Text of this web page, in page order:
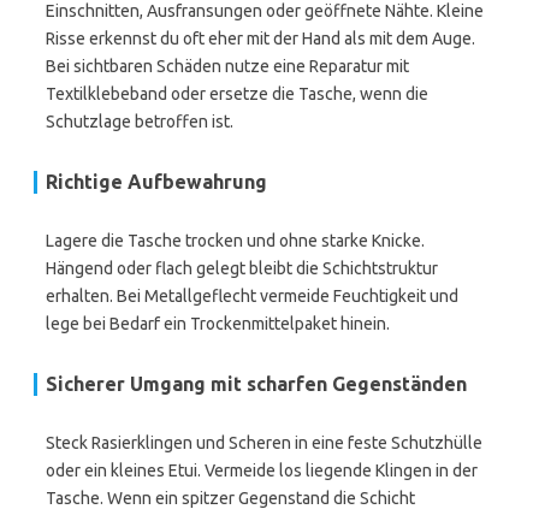
Einschnitten, Ausfransungen oder geöffnete Nähte. Kleine
Risse erkennst du oft eher mit der Hand als mit dem Auge.
Bei sichtbaren Schäden nutze eine Reparatur mit
Textilklebeband oder ersetze die Tasche, wenn die
Schutzlage betroffen ist.
Richtige Aufbewahrung
Lagere die Tasche trocken und ohne starke Knicke.
Hängend oder flach gelegt bleibt die Schichtstruktur
erhalten. Bei Metallgeflecht vermeide Feuchtigkeit und
lege bei Bedarf ein Trockenmittelpaket hinein.
Sicherer Umgang mit scharfen Gegenständen
Steck Rasierklingen und Scheren in eine feste Schutzhülle
oder ein kleines Etui. Vermeide los liegende Klingen in der
Tasche. Wenn ein spitzer Gegenstand die Schicht